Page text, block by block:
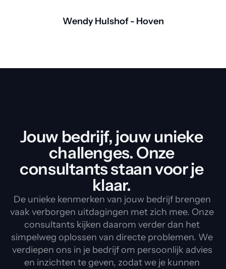
Wendy Hulshof - Hoven
Jouw bedrijf, jouw unieke
challenges. Onze
consultants staan voor je
klaar.
De unieke kenmerken van jouw bedrijf brengen
vaak verborgen uitdagingen met zich mee. Onze
consultants kijken daarom verder dan het
simpelweg oplossen van directe problemen. We
verdiepen ons in je bedrijf om persoonlijk advies
en inzichten te geven, zodat we je kunnen